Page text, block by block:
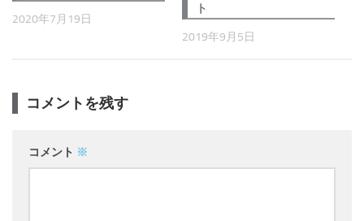
2020年7月19日
ト
2019年9月5日
コメントを残す
コメント ※